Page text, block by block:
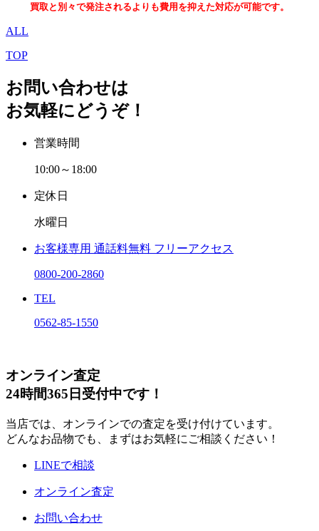
買取と別々で発注されるよりも費用を抑えた対応が可能です。
ALL
TOP
お問い合わせは
お気軽にどうぞ！
営業時間
10:00～18:00
定休日
水曜日
お客様専用 通話料無料 フリーアクセス
0800-200-2860
TEL
0562-85-1550
オンライン査定
24時間365日受付中です！
当店では、オンラインでの査定を受け付けています。
どんなお品物でも、まずはお気軽にご相談ください！
LINEで相談
オンライン査定
お問い合わせ